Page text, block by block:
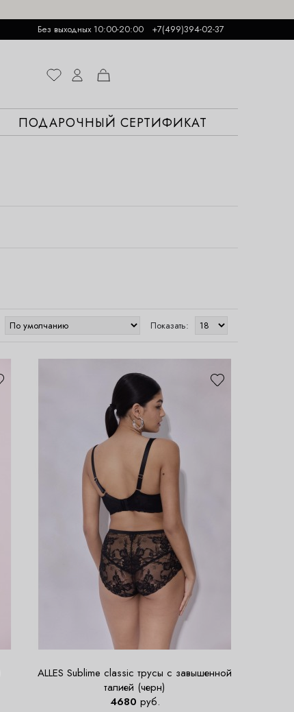
Без выходных 10:00-20:00 +7(499)394-02-37
ПОДАРОЧНЫЙ СЕРТИФИКАТ
Показать:
ALLES Sublime classic трусы с завышенной
талией (черн)
4680 руб.